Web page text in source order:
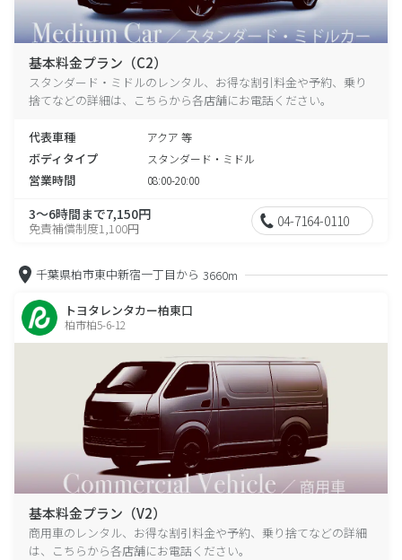
基本料金プラン（C2）
スタンダード・ミドルのレンタル、お得な割引料金や予約、乗り
捨てなどの詳細は、こちらから各店舗にお電話ください。
代表車種 アクア 等
ボディタイプ スタンダード・ミドル
営業時間 08:00-20:00
3～6時間まで7,150円
免責補償制度1,100円 04-7164-0110
千葉県柏市東中新宿一丁目から 3660m
トヨタレンタカー柏東口
柏市柏5-6-12
基本料金プラン（V2）
商用車のレンタル、お得な割引料金や予約、乗り捨てなどの詳細
は、こちらから各店舗にお電話ください。